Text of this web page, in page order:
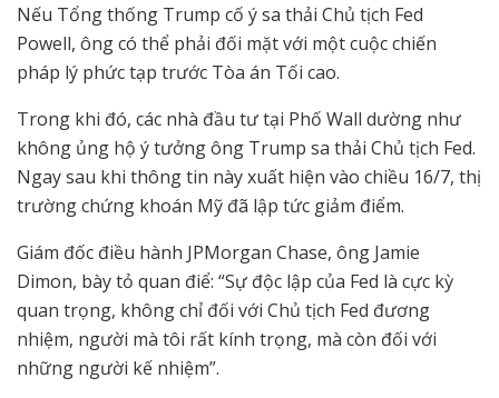
Nếu Tổng thống Trump cố ý sa thải Chủ tịch Fed
Powell, ông có thể phải đối mặt với một cuộc chiến
pháp lý phức tạp trước Tòa án Tối cao.
Trong khi đó, các nhà đầu tư tại Phố Wall dường như
không ủng hộ ý tưởng ông Trump sa thải Chủ tịch Fed.
Ngay sau khi thông tin này xuất hiện vào chiều 16/7, thị
trường chứng khoán Mỹ đã lập tức giảm điểm.
Giám đốc điều hành JPMorgan Chase, ông Jamie
Dimon, bày tỏ quan điể: “Sự độc lập của Fed là cực kỳ
quan trọng, không chỉ đối với Chủ tịch Fed đương
nhiệm, người mà tôi rất kính trọng, mà còn đối với
những người kế nhiệm”.